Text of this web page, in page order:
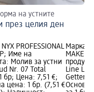
на устните
през целия ден
PROFESSIONAL
Име на
Молив за устни
Nr. 07 Total
бр; Цена: 7,51 €;
цена: 1 бр. (7,51 €
Марка:
Line
Getter,